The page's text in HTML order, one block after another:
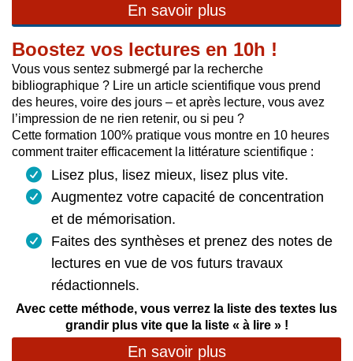
En savoir plus
Boostez vos lectures en 10h !
Vous vous sentez submergé par la recherche
bibliographique ? Lire un article scientifique vous prend
des heures, voire des jours – et après lecture, vous avez
l’impression de ne rien retenir, ou si peu ?
Cette formation 100% pratique vous montre en 10 heures
comment traiter efficacement la littérature scientifique :
Lisez plus, lisez mieux, lisez plus vite.
Augmentez votre capacité de concentration
et de mémorisation.
Faites des synthèses et prenez des notes de
lectures en vue de vos futurs travaux
rédactionnels.
Avec cette méthode, vous verrez la liste des textes lus
grandir plus vite que la liste « à lire » !
En savoir plus